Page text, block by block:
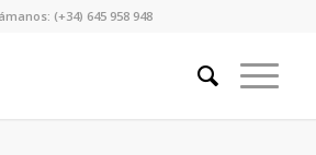
(+34) 645 958 948